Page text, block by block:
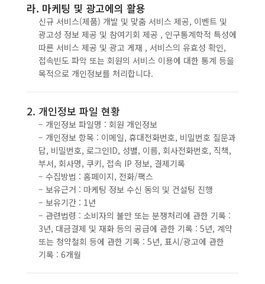
라. 마케팅 및 광고에의 활용
신규 서비스(제품) 개발 및 맞춤 서비스 제공, 이벤트 및
광고성 정보 제공 및 참여기회 제공 , 인구통계학적 특성에
따른 서비스 제공 및 광고 게재 , 서비스의 유효성 확인,
접속빈도 파악 또는 회원의 서비스 이용에 대한 통계 등을
목적으로 개인정보를 처리합니다.
2. 개인정보 파일 현황
– 개인정보 파일명 : 회원 개인정보
– 개인정보 항목 : 이메일, 휴대전화번호, 비밀번호 질문과
답, 비밀번호, 로그인ID, 성별, 이름, 회사전화번호, 직책,
부서, 회사명, 쿠키, 접속 IP 정보, 결제기록
– 수집방법 : 홈페이지, 전화/팩스
– 보유근거 : 마케팅 정보 수신 동의 및 컨설팅 진행
– 보유기간 : 1년
– 관련법령 : 소비자의 불만 또는 분쟁처리에 관한 기록 :
3년, 대금결제 및 재화 등의 공급에 관한 기록 : 5년, 계약
또는 청약철회 등에 관한 기록 : 5년, 표시/광고에 관한
기록 : 6개월